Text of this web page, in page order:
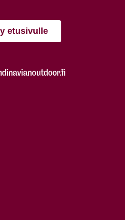
etusivulle